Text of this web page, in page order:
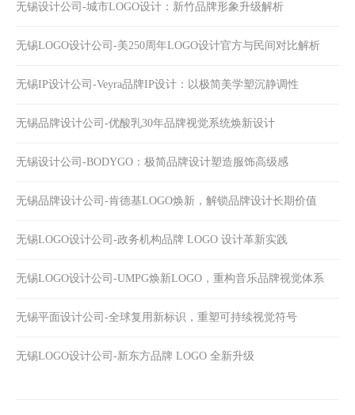
无锡设计公司-城市LOGO设计：新竹品牌形象升级解析
无锡LOGO设计公司-美250周年LOGO设计官方与民间对比解析
无锡IP设计公司-Veyra品牌IP设计：以极简美学塑沉静调性
无锡品牌设计公司-优酸乳30年品牌视觉系统焕新设计
无锡设计公司-BODYGO：极简品牌设计塑造服饰高级感
无锡品牌设计公司-​肯德基LOGO焕新，解锁品牌设计长期价值
​​无锡LOGO设计公司-政务机构品牌 LOGO 设计革新实践
无锡LOGO设计公司-UMPG焕新LOGO，重构音乐品牌视觉体系
无锡平面设计公司-全球复用新标识，重塑可持续视觉符号
无锡LOGO设计公司-新东方品牌 LOGO 全新升级